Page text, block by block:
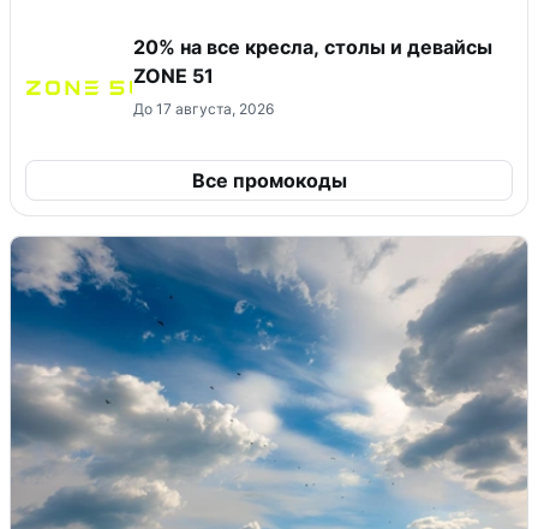
20% на все кресла, столы и девайсы
ZONE 51
До 17 августа, 2026
Все промокоды